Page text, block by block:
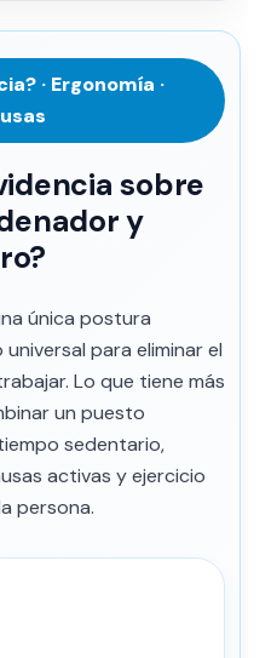
· Ergonomía ·
sobre
y
única postura
para eliminar el
Lo que tiene más
un puesto
sedentario,
activas y ejercicio
persona.